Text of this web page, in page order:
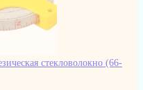
стекловолокно (66-